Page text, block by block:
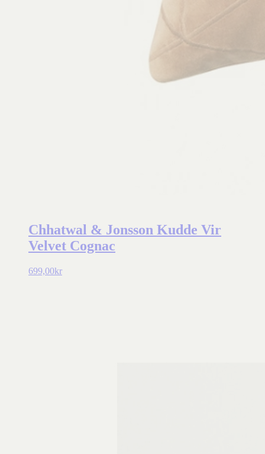
Chhatwal & Jonsson Kudde Vir
Velvet Cognac
699,00kr